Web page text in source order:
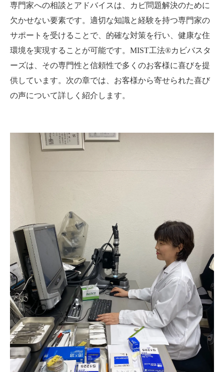
専門家への相談とアドバイスは、カビ問題解決のために
欠かせない要素です。適切な知識と経験を持つ専門家の
サポートを受けることで、的確な対策を行い、健康な住
環境を実現することが可能です。MIST工法®カビバスタ
ーズは、その専門性と信頼性で多くのお客様に喜びを提
供しています。次の章では、お客様から寄せられた喜び
の声について詳しく紹介します。